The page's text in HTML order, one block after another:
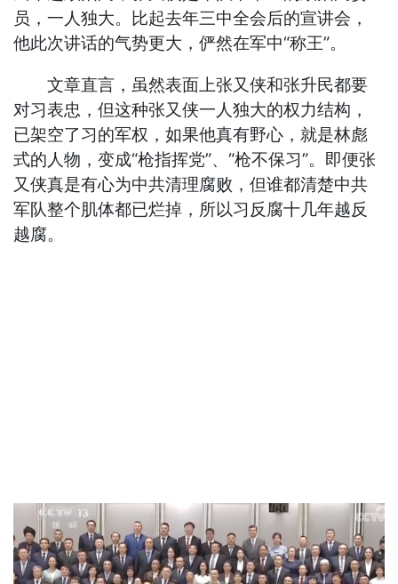
员，一人独大。比起去年三中全会后的宣讲会，
他此次讲话的气势更大，俨然在军中“称王”。
文章直言，虽然表面上张又侠和张升民都要
对习表忠，但这种张又侠一人独大的权力结构，
已架空了习的军权，如果他真有野心，就是林彪
式的人物，变成“枪指挥党”、“枪不保习”。即便张
又侠真是有心为中共清理腐败，但谁都清楚中共
军队整个肌体都已烂掉，所以习反腐十几年越反
越腐。